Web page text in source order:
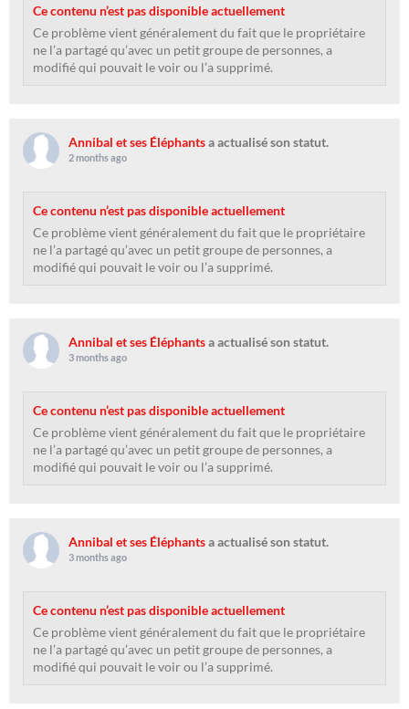
Ce contenu n’est pas disponible actuellement
Ce problème vient généralement du fait que le propriétaire
ne l’a partagé qu’avec un petit groupe de personnes, a
modifié qui pouvait le voir ou l’a supprimé.
Annibal et ses Éléphantsa actualisé son statut.
2 months ago
Ce contenu n’est pas disponible actuellement
Ce problème vient généralement du fait que le propriétaire
ne l’a partagé qu’avec un petit groupe de personnes, a
modifié qui pouvait le voir ou l’a supprimé.
Annibal et ses Éléphantsa actualisé son statut.
3 months ago
Ce contenu n’est pas disponible actuellement
Ce problème vient généralement du fait que le propriétaire
ne l’a partagé qu’avec un petit groupe de personnes, a
modifié qui pouvait le voir ou l’a supprimé.
Annibal et ses Éléphantsa actualisé son statut.
3 months ago
Ce contenu n’est pas disponible actuellement
Ce problème vient généralement du fait que le propriétaire
ne l’a partagé qu’avec un petit groupe de personnes, a
modifié qui pouvait le voir ou l’a supprimé.